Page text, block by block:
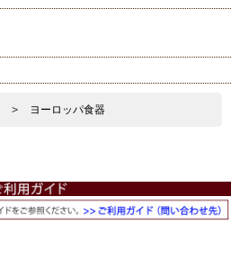
> ヨーロッパ食器